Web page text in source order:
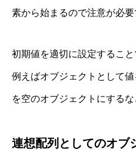
素から始まるので注意が必要
初期値を適切に設定すること
例えばオブジェクトとして
を空のオブジェクトにする
連想配列としてのオブ